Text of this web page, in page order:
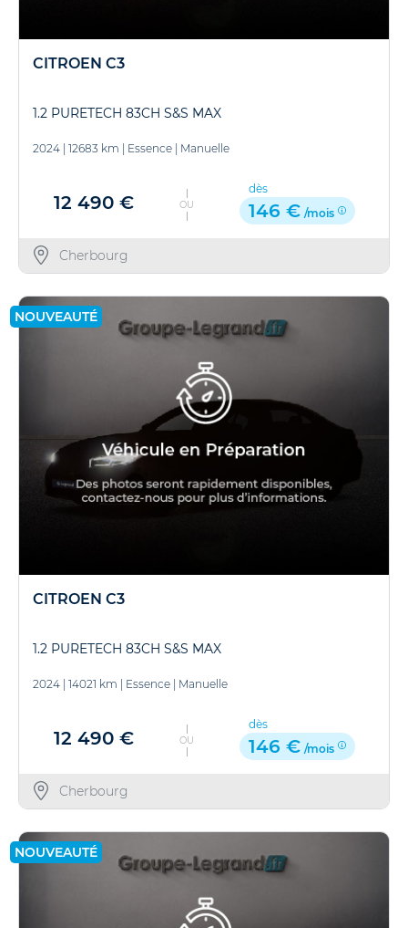
CITROEN C3
1.2 PURETECH 83CH S&S MAX
2024 12683 km Essence Manuelle
12 490 € OU
dès
146 € /mois
Cherbourg
NOUVEAUTÉ
CITROEN C3
1.2 PURETECH 83CH S&S MAX
2024 14021 km Essence Manuelle
12 490 € OU
dès
146 € /mois
Cherbourg
NOUVEAUTÉ